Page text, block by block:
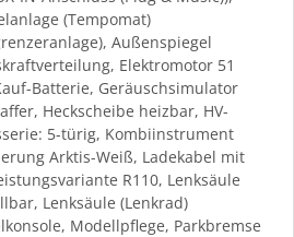
(Tempomat)
Außenspiegel
Elektromotor 51
Batterie, Geräuschsimulator
Heckscheibe heizbar, HV-
5-türig, Kombiinstrument
Arktis-Weiß, Ladekabel mit
R110, Lenksäule
Lenksäule (Lenkrad)
Modellpflege, Parkbremse